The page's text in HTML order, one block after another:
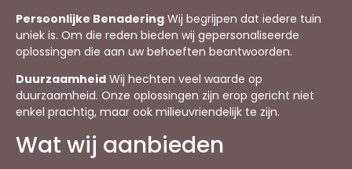
Persoonlijke Benadering Wij begrijpen dat iedere tuin
uniek is. Om die reden bieden wij gepersonaliseerde
oplossingen die aan uw behoeften beantwoorden.
Duurzaamheid Wij hechten veel waarde op
duurzaamheid. Onze oplossingen zijn erop gericht niet
enkel prachtig, maar ook milieuvriendelijk te zijn.
Wat wij aanbieden